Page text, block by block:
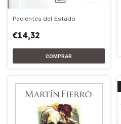
Pacientes del Estado
€14,32